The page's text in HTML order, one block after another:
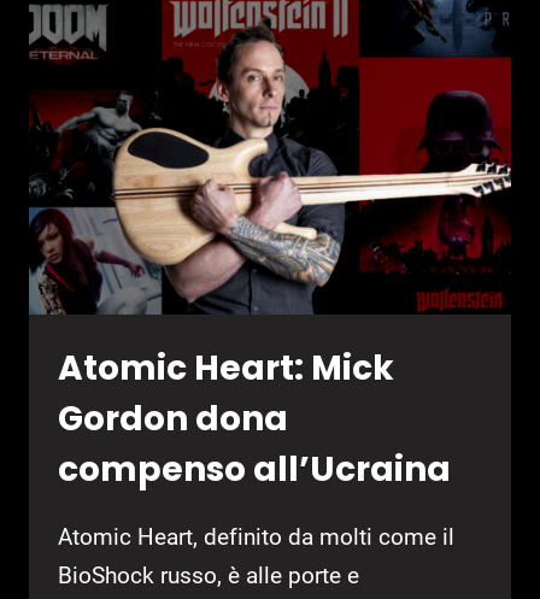
PER
EVITARE
RITARDI
Atomic Heart: Mick
Gordon dona
compenso all’Ucraina
Atomic Heart, definito da molti come il
BioShock russo, è alle porte e